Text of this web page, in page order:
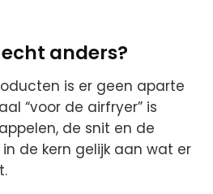
anders?
is er geen aparte
“voor de airfryer” is
de snit en de
de kern gelijk aan wat er